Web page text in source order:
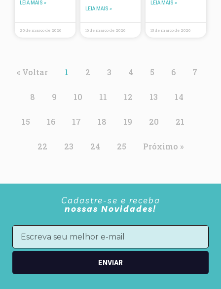
LEIA MAIS »
20 de março de 2026
LEIA MAIS »
16 de março de 2026
LEIA MAIS »
13 de março de 2026
« Voltar 1 2 3 4 5 6 7
8 9 10 11 12 13 14
15 16 17 18 19 20 21
22 23 24 25 Próximo »
Cadastre-se e receba
nossas Novidades!
ENVIAR